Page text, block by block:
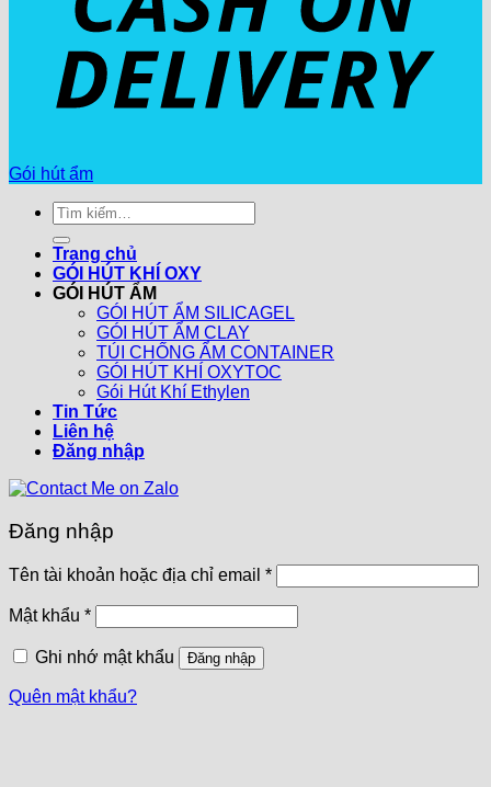
Gói hút ẩm
Tìm
kiếm:
Trang chủ
GÓI HÚT KHÍ OXY
GÓI HÚT ẨM
GÓI HÚT ẨM SILICAGEL
GÓI HÚT ẨM CLAY
TÚI CHỐNG ẨM CONTAINER
GÓI HÚT KHÍ OXYTOC
Gói Hút Khí Ethylen
Tin Tức
Liên hệ
Đăng nhập
Đăng nhập
Tên tài khoản hoặc địa chỉ email *
Mật khẩu *
Ghi nhớ mật khẩu Đăng nhập
Quên mật khẩu?